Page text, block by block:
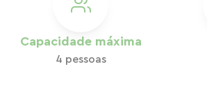
Capacidade máxima
4 pessoas